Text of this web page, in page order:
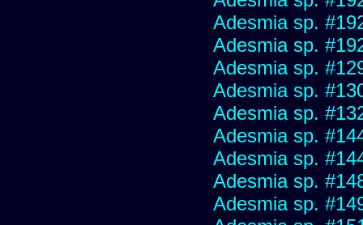
Adesmia sp.
Adesmia sp.
Adesmia sp.
Adesmia sp.
Adesmia sp.
Adesmia sp.
Adesmia sp.
Adesmia sp.
Adesmia sp.